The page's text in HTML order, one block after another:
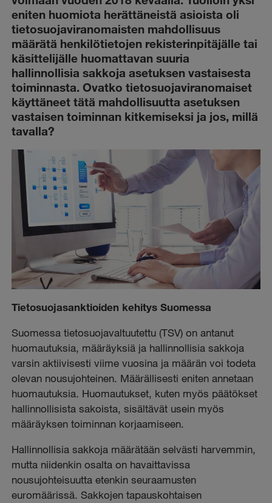
eniten huomiota herättäneistä asioista oli
tietosuojaviranomaisten mahdollisuus
määrätä henkilötietojen rekisterinpitäjälle tai
käsittelijälle huomattavan suuria
hallinnollisia sakkoja asetuksen vastaisesta
toiminnasta. Ovatko tietosuojaviranomaiset
käyttäneet tätä mahdollisuutta asetuksen
vastaisen toiminnan kitkemiseksi ja jos, millä
tavalla?
Tietosuojasanktioiden kehitys Suomessa
Suomessa tietosuojavaltuutettu (TSV) on antanut
huomautuksia, määräyksiä ja hallinnollisia sakkoja
varsin aktiivisesti viime vuosina ja määrän voi todeta
olevan nousujohteinen. Määrällisesti eniten annetaan
huomautuksia. Huomautukset, kuten myös päätökset
hallinnollisista sakoista, sisältävät usein myös
määräyksen toiminnan korjaamiseen.
Hallinnollisia sakkoja määrätään selvästi harvemmin,
mutta niidenkin osalta on havaittavissa
nousujohteisuutta etenkin seuraamusten
euromäärissä. Sakkojen tapauskohtaisen